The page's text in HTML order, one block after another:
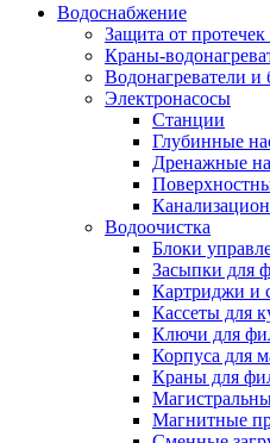
Водоснабжение
Защита от
Краны-
Водонагреватели и
Электронасосы
Станции
Глубинные
Дренажные
Водоочистка
Блоки
Засыпки для
Картриджи и
Кассеты для
Ключи для
Корпуса для
Краны для
Магнитные